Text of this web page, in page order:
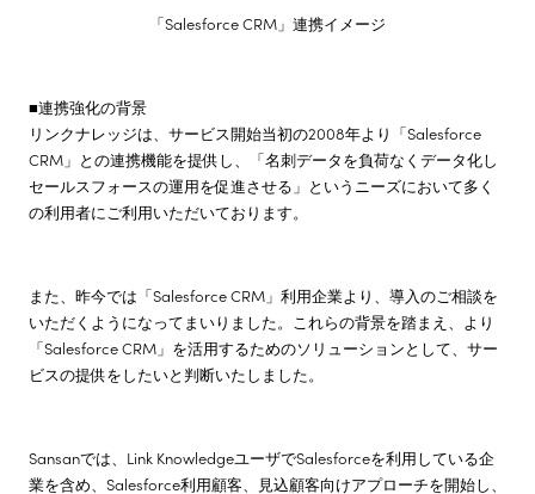
「Salesforce CRM」連携イメージ
■連携強化の背景
リンクナレッジは、サービス開始当初の2008年より「Salesforce
CRM」との連携機能を提供し、「名刺データを負荷なくデータ化し
セールスフォースの運用を促進させる」というニーズにおいて多く
の利用者にご利用いただいております。
また、昨今では「Salesforce CRM」利用企業より、導入のご相談を
いただくようになってまいりました。これらの背景を踏まえ、より
「Salesforce CRM」を活用するためのソリューションとして、サー
ビスの提供をしたいと判断いたしました。
Sansanでは、Link KnowledgeユーザでSalesforceを利用している企
業を含め、Salesforce利用顧客、見込顧客向けアプローチを開始し、